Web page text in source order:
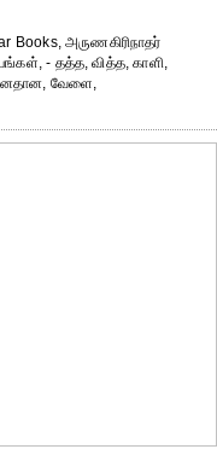
Books, அருணகிரிநாதர்
- தத்த, வித்த, காளி,
வேளை,